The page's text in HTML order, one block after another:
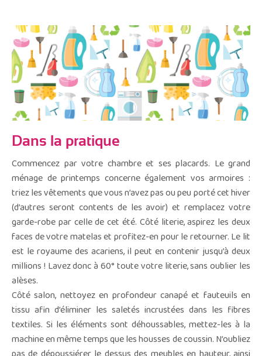
Dans la pratique
Commencez par votre chambre et ses placards. Le grand
ménage de printemps concerne également vos armoires :
triez les vêtements que vous n’avez pas ou peu porté cet hiver
(d’autres seront contents de les avoir) et remplacez votre
garde-robe par celle de cet été. Côté literie, aspirez les deux
faces de votre matelas et profitez-en pour le retourner. Le lit
est le royaume des acariens, il peut en contenir jusqu’à deux
millions ! Lavez donc à 60° toute votre literie, sans oublier les
alèses.
Côté salon, nettoyez en profondeur canapé et fauteuils en
tissu afin d’éliminer les saletés incrustées dans les fibres
textiles. Si les éléments sont déhoussables, mettez-les à la
machine en même temps que les housses de coussin. N’oubliez